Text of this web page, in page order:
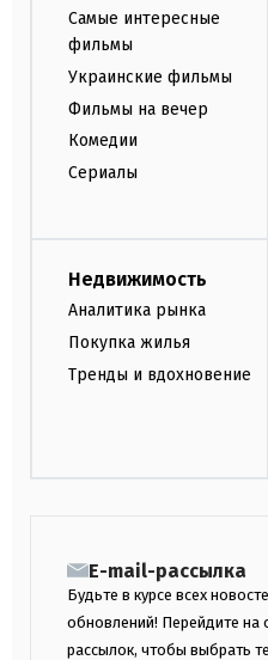
Самые интересные
фильмы
Украинские фильмы
Фильмы на вечер
Комедии
Сериалы
Недвижимость
Аналитика рынка
Покупка жилья
Тренды и вдохновение
E-mail-рассылка
Будьте в курсе всех
обновлений! Перейдите на
рассылок, чтобы выбрать